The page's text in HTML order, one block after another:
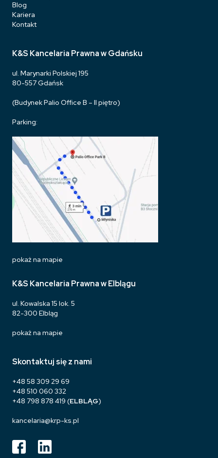
Blog
Kariera
Kontakt
K&S Kancelaria Prawna w Gdańsku
ul. Marynarki Polskiej 195
80-557 Gdańsk
(Budynek Palio Office B – II piętro)
Parking:
pokaż na mapie
K&S Kancelaria Prawna w Elblągu
ul. Kowalska 15 lok. 5
82-300 Elbląg
pokaż na mapie
Skontaktuj się z nami
+48 58 309 29 69
+48 510 060 332
+48 798 878 419 (ELBLĄG)
kancelaria@krp-ks.pl